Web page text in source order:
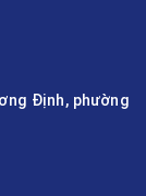
Định, phường